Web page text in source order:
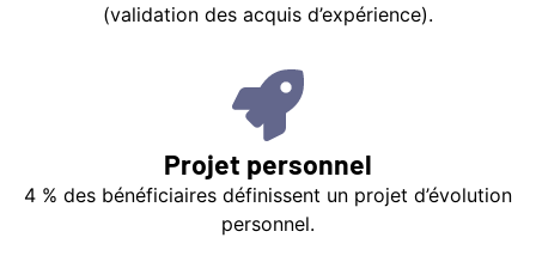
(validation des acquis d’expérience).
Projet personnel
4 % des bénéficiaires définissent un projet d’évolution
personnel.